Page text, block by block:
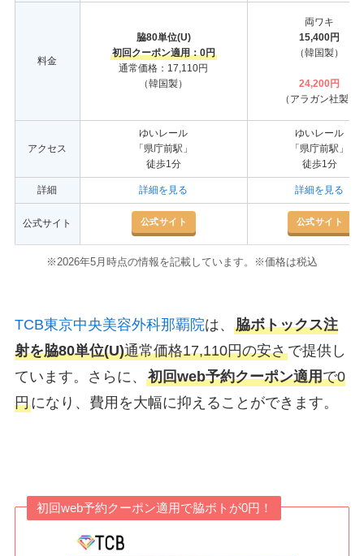
料金
脇80単位(U)
初回クーポン適用：0円
通常価格：17,110円
（韓国製）
両ワキ
15,400円
（韓国製）
24,200円
（アラガン社製）
アクセス
ゆいレール
「県庁前駅」
徒歩1分
ゆいレール
「県庁前駅」
徒歩1分
詳細 詳細を見る 詳細を見る
公式サイト 公式サイト 公式サイト
※2026年5月時点の情報を記載しています。※価格は税込
TCB東京中央美容外科那覇院は、 脇ボトックス注
射を脇80単位(U)通常価格17,110円の安さで提供し
ています。さらに、 初回web予約クーポン適用で0
円になり、費用を大幅に抑えることができます。
初回web予約クーポン適用で脇ボトが0円！